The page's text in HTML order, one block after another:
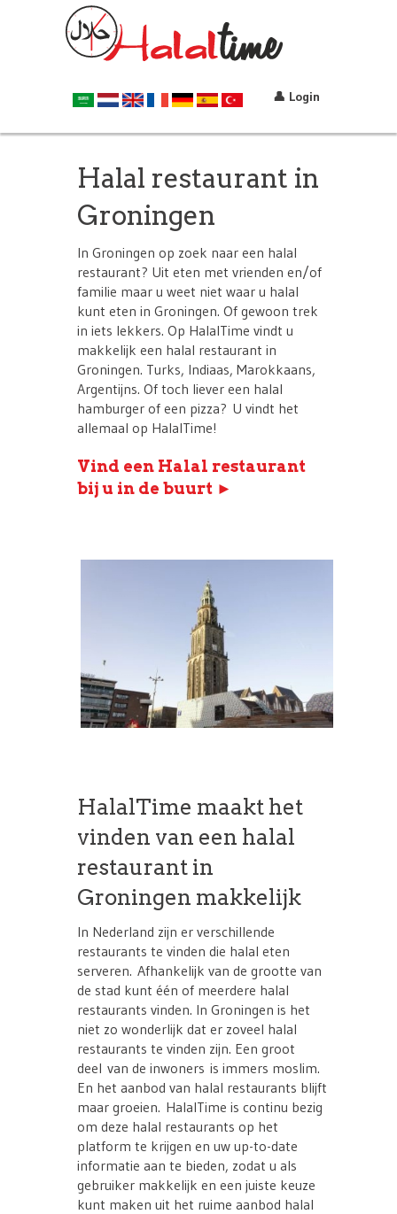
👤 Login
Halal restaurant in
Groningen
In Groningen op zoek naar een halal
restaurant? Uit eten met vrienden en/of
familie maar u weet niet waar u halal
kunt eten in Groningen. Of gewoon trek
in iets lekkers. Op HalalTime vindt u
makkelijk een halal restaurant in
Groningen. Turks, Indiaas, Marokkaans,
Argentijns. Of toch liever een halal
hamburger of een pizza? U vindt het
allemaal op HalalTime!
Vind een Halal restaurant
bij u in de buurt ►
HalalTime maakt het
vinden van een halal
restaurant in
Groningen makkelijk
In Nederland zijn er verschillende
restaurants te vinden die halal eten
serveren. Afhankelijk van de grootte van
de stad kunt één of meerdere halal
restaurants vinden. In Groningen is het
niet zo wonderlijk dat er zoveel halal
restaurants te vinden zijn. Een groot
deel van de inwoners is immers moslim.
En het aanbod van halal restaurants blijft
maar groeien. HalalTime is continu bezig
om deze halal restaurants op het
platform te krijgen en uw up-to-date
informatie aan te bieden, zodat u als
gebruiker makkelijk en een juiste keuze
kunt maken uit het ruime aanbod halal